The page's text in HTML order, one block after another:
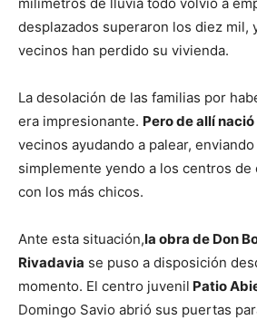
milímetros de lluvia todo volvió a
desplazados superaron los diez mil,
vecinos han perdido su vivienda.
La desolación de las familias por
era impresionante. Pero de allí
vecinos ayudando a palear,
simplemente yendo a los centros de
con los más chicos.
Ante esta situación,la obra de Don
Rivadavia se puso a disposición
momento. El centro juvenil Patio
Domingo Savio abrió sus puertas